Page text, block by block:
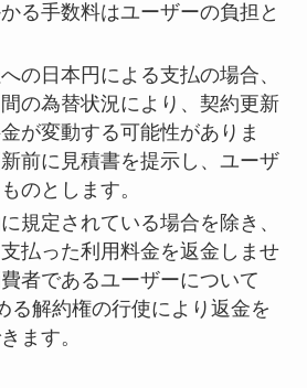
る手数料はユーザーの負担と
の日本円による支払の場合、
の為替状況により、契約更新
が変動する可能性がありま
前に見積書を提示し、ユーザ
のとします。
規定されている場合を除き、
払った利用料金を返金しませ
者であるユーザーについて
る解約権の行使により返金を
ます。